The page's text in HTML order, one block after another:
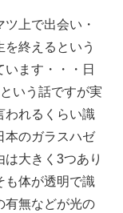
上で出会い・
終えるという
ます・・・日
いう話ですが実
われるくらい識
本のガラスハゼ
大きく3つあり
も体が透明で識
有無などが光の